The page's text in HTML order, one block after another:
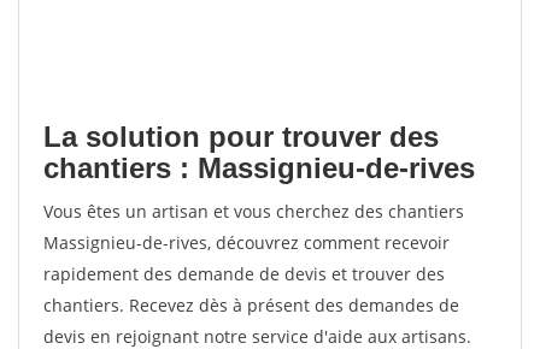
La solution pour trouver des
chantiers : Massignieu-de-rives
Vous êtes un artisan et vous cherchez des chantiers
Massignieu-de-rives, découvrez comment recevoir
rapidement des demande de devis et trouver des
chantiers. Recevez dès à présent des demandes de
devis en rejoignant notre service d'aide aux artisans.